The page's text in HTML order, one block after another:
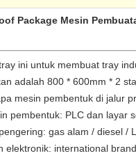
Package Mesin
ini untuk membuat tray
adalah 800 * 600mm * 2
mesin pembentuk di jalur
pembentuk: PLC dan layar
gas alam / diesel /
elektronik: international